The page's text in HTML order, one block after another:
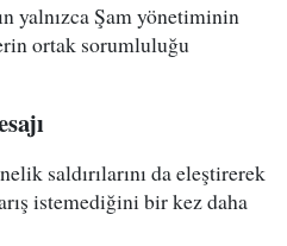
yalnızca Şam yönetiminin
ortak sorumluluğu
saldırılarını da eleştirerek
istemediğini bir kez daha